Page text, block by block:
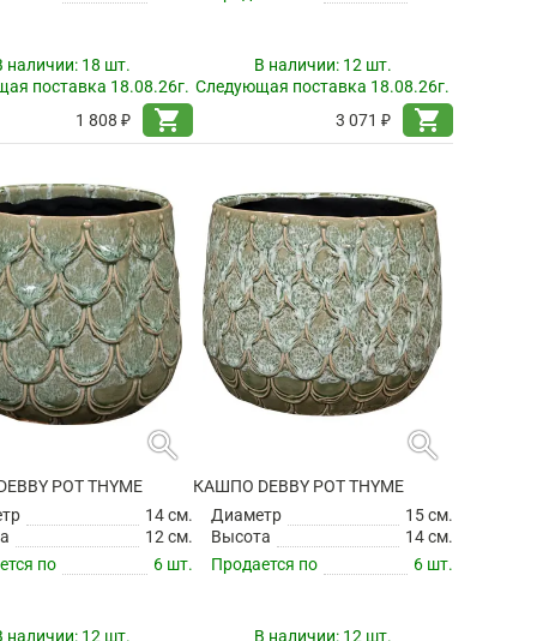
наличии: 18 шт.
поставка 18.08.26г.
1 808 ₽
shopping_cart
В наличии: 12 шт.
Следующая поставка 18.08.26г.
3 071 ₽
shopping_cart
search
POT THYME
14 см.
12 см.
по
6 шт.
наличии: 12 шт.
search
КАШПО DEBBY POT THYME
Диаметр
15 см.
Высота
14 см.
Продается по
6 шт.
В наличии: 12 шт.